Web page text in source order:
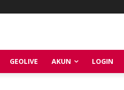
GEOLIVE AKUN LOGIN